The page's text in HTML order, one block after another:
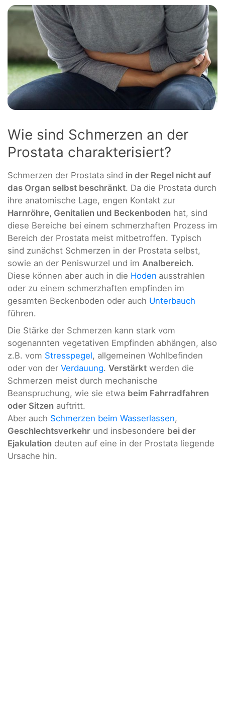
Wie sind Schmerzen an der
Prostata charakterisiert?
Schmerzen der Prostata sind in der Regel nicht auf
das Organ selbst beschränkt. Da die Prostata durch
ihre anatomische Lage, engen Kontakt zur
Harnröhre, Genitalien und Beckenboden hat, sind
diese Bereiche bei einem schmerzhaften Prozess im
Bereich der Prostata meist mitbetroffen. Typisch
sind zunächst Schmerzen in der Prostata selbst,
sowie an der Peniswurzel und im Analbereich.
Diese können aber auch in die Hoden ausstrahlen
oder zu einem schmerzhaften empfinden im
gesamten Beckenboden oder auch Unterbauch
führen.
Die Stärke der Schmerzen kann stark vom
sogenannten vegetativen Empfinden abhängen, also
z.B. vom Stresspegel, allgemeinen Wohlbefinden
oder von der Verdauung. Verstärkt werden die
Schmerzen meist durch mechanische
Beanspruchung, wie sie etwa beim Fahrradfahren
oder Sitzen auftritt.
Aber auch Schmerzen beim Wasserlassen,
Geschlechtsverkehr und insbesondere bei der
Ejakulation deuten auf eine in der Prostata liegende
Ursache hin.